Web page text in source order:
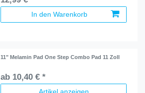
In den Warenkorb
11" Melamin Pad One Step Combo Pad 11 Zoll
ab 10,40 € *